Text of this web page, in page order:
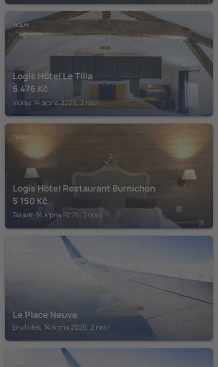
VIOLAY
Logis Hôtel Le Tilia
6 476 Kč
Violay, 14 srpna 2026, 2 noci
TARARE
Logis Hôtel Restaurant Burnichon
5 150 Kč
Tarare, 14 srpna 2026, 2 noci
Le Place Neuve
Brullioles, 14 srpna 2026, 2 noci